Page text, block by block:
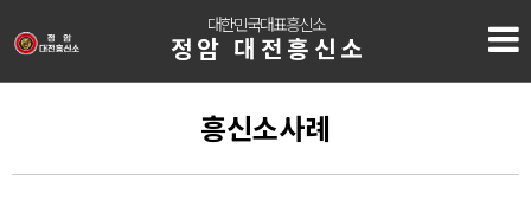
대한민국대표흥신소
정암 대전흥신소
흥신소사례